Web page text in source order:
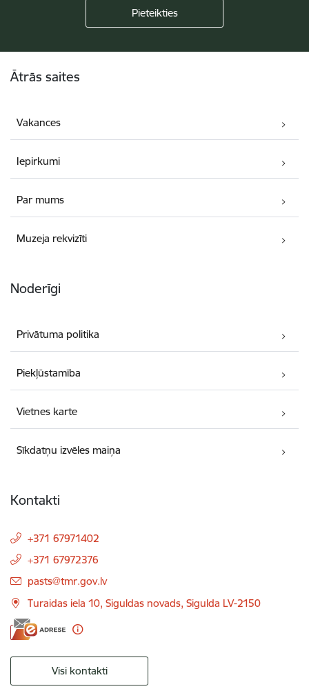
Ātrās saites
Vakances
Iepirkumi
Par mums
Muzeja rekvizīti
Noderīgi
Privātuma politika
Piekļūstamība
Vietnes karte
Sīkdatņu izvēles maiņa
Kontakti
+371 67971402
+371 67972376
E-pasts:
pasts@tmr.gov.lv
Turaidas iela 10, Siguldas novads, Sigulda LV-2150
Visi kontakti